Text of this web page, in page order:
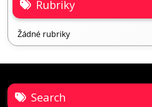
Rubriky
Žádné rubriky
Search